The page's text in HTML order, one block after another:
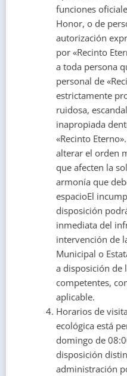
funciones
Honor, o de
autorización
por «Recinto
a toda persona
personal de
estrictamente
ruidosa,
inapropiada
«Recinto
alterar el orden
que afecten la
armonía que
espacioEl
disposición
inmediata del
intervención de
Municipal o
a disposición de
competentes,
aplicable.
Horarios de
ecológica está
domingo de
disposición
administración